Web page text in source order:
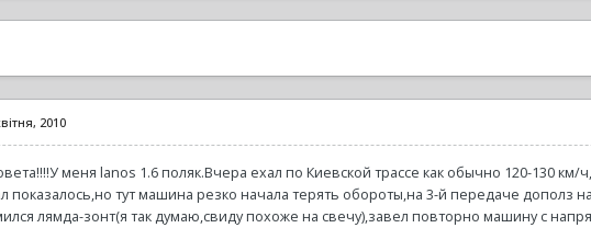
2010
меня lanos 1.6 поляк.Вчера ехал по Киевской трассе как обычно 120-130
показалось,но тут машина резко начала терять обороты,на 3-й передаче дополз
лямда-зонт(я так думаю,свиду похоже на свечу),завел повторно машину с